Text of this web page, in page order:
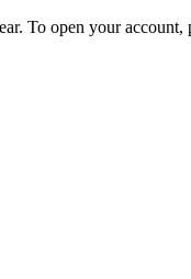
To open your